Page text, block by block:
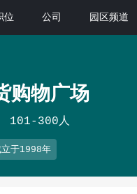
位 公司 园区频道
购物广场
101-300人
立于1998年